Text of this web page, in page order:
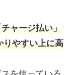
ャージ払い」
りやすい上に高